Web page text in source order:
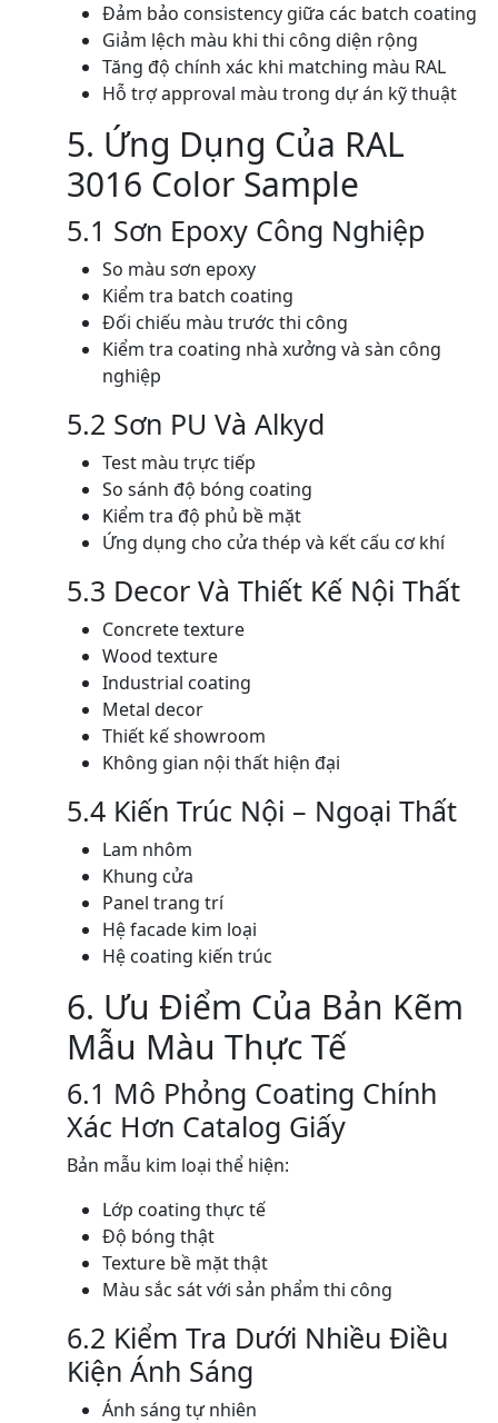
Đảm bảo consistency giữa các batch coating
Giảm lệch màu khi thi công diện rộng
Tăng độ chính xác khi matching màu RAL
Hỗ trợ approval màu trong dự án kỹ thuật
5. Ứng Dụng Của RAL
3016 Color Sample
5.1 Sơn Epoxy Công Nghiệp
So màu sơn epoxy
Kiểm tra batch coating
Đối chiếu màu trước thi công
Kiểm tra coating nhà xưởng và sàn công
nghiệp
5.2 Sơn PU Và Alkyd
Test màu trực tiếp
So sánh độ bóng coating
Kiểm tra độ phủ bề mặt
Ứng dụng cho cửa thép và kết cấu cơ khí
5.3 Decor Và Thiết Kế Nội Thất
Concrete texture
Wood texture
Industrial coating
Metal decor
Thiết kế showroom
Không gian nội thất hiện đại
5.4 Kiến Trúc Nội – Ngoại Thất
Lam nhôm
Khung cửa
Panel trang trí
Hệ facade kim loại
Hệ coating kiến trúc
6. Ưu Điểm Của Bản Kẽm
Mẫu Màu Thực Tế
6.1 Mô Phỏng Coating Chính
Xác Hơn Catalog Giấy
Bản mẫu kim loại thể hiện:
Lớp coating thực tế
Độ bóng thật
Texture bề mặt thật
Màu sắc sát với sản phẩm thi công
6.2 Kiểm Tra Dưới Nhiều Điều
Kiện Ánh Sáng
Ánh sáng tự nhiên